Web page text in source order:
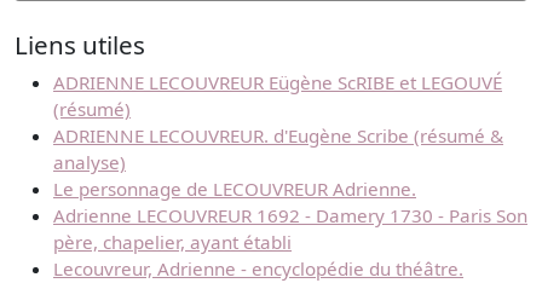
Liens utiles
ADRIENNE LECOUVREUR Eügène ScRIBE et LEGOUVÉ
(résumé)
ADRIENNE LECOUVREUR. d'Eugène Scribe (résumé &
analyse)
Le personnage de LECOUVREUR Adrienne.
Adrienne LECOUVREUR 1692 - Damery 1730 - Paris Son
père, chapelier, ayant établi
Lecouvreur, Adrienne - encyclopédie du théâtre.